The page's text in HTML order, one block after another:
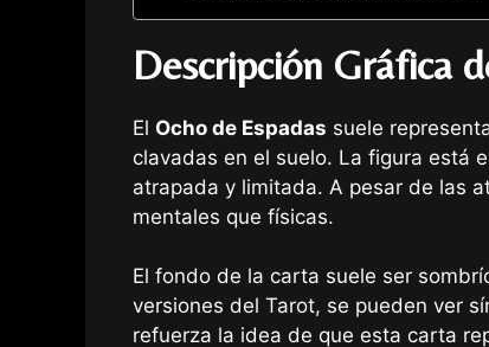
Descripción Gráfica
El Ocho de Espadas suele
clavadas en el suelo. La figura está
atrapada y limitada. A pesar de las
mentales que físicas.
El fondo de la carta suele ser
versiones del Tarot, se pueden ver
refuerza la idea de que esta carta